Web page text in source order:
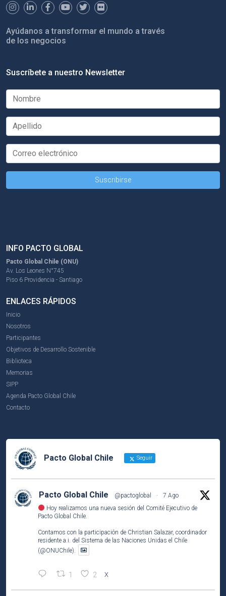
Ayúdanos a transformar el mundo a través
de los negocios
Suscríbete a nuestro Newsletter
INFO PACTO GLOBAL
Pacto Global Chile (ONU)
Av. Los Leones N°745
Piso 6 Providencia - Santiago
ENLACES RÁPIDOS
Inicio
Nosotros
Participantes
Objetivos de Desarrollo Sostenible
Biblioteca
Memorias
SIPP
Agenda Pacto Global Chile
Contacto
Pacto Global Chile Seguir
Pacto Global Chile @pactoglobal ·
7 Ago
Hoy realizamos una nueva sesión del Comité Ejecutivo de
Pacto Global Chile.
Contamos con la participación de Christian Salazar, coordinador
residente a.i. del Sistema de las Naciones Unidas el Chile
(@ONUChile).
1 2 X